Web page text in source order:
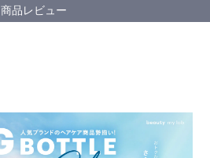
商品レビュー